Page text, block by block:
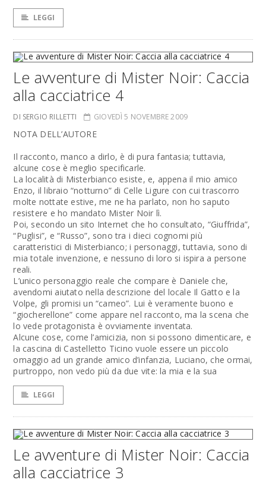
LEGGI
Le avventure di Mister Noir: Caccia
alla cacciatrice 4
DI SERGIO RILLETTI GIOVEDÌ 5 NOVEMBRE 2009
NOTA DELL’AUTORE
Il racconto, manco a dirlo, è di pura fantasia; tuttavia,
alcune cose è meglio specificarle.
La località di Misterbianco esiste, e, appena il mio amico
Enzo, il libraio “notturno” di Celle Ligure con cui trascorro
molte nottate estive, me ne ha parlato, non ho saputo
resistere e ho mandato Mister Noir lì.
Poi, secondo un sito Internet che ho consultato, “Giuffrida”,
“Puglisi”, e “Russo”, sono tra i dieci cognomi più
caratteristici di Misterbianco; i personaggi, tuttavia, sono di
mia totale invenzione, e nessuno di loro si ispira a persone
reali.
L’unico personaggio reale che compare è Daniele che,
avendomi aiutato nella descrizione del locale Il Gatto e la
Volpe, gli promisi un “cameo”. Lui è veramente buono e
“giocherellone” come appare nel racconto, ma la scena che
lo vede protagonista è ovviamente inventata.
Alcune cose, come l’amicizia, non si possono dimenticare, e
la cascina di Castelletto Ticino vuole essere un piccolo
omaggio ad un grande amico d’infanzia, Luciano, che ormai,
purtroppo, non vedo più da due vite: la mia e la sua
LEGGI
Le avventure di Mister Noir: Caccia
alla cacciatrice 3